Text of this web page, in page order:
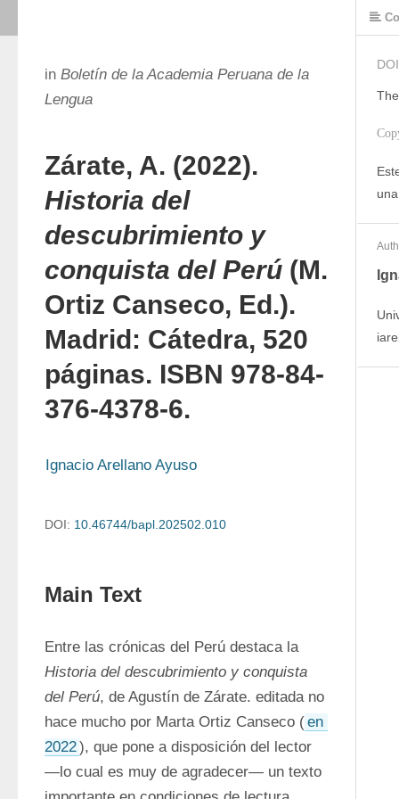
in Boletín de la Academia Peruana de la
Lengua
Zárate, A. (2022).
Historia del
descubrimiento y
conquista del Perú (M.
Ortiz Canseco, Ed.).
Madrid: Cátedra, 520
páginas. ISBN 978-84-
376-4378-6.
Ignacio Arellano Ayuso
DOI: 10.46744/bapl.202502.010
Main Text
Entre las crónicas del Perú destaca la
Historia del descubrimiento y conquista
del Perú, de Agustín de Zárate. editada no
hace mucho por Marta Ortiz Canseco (en
2022), que pone a disposición del lector
—lo cual es muy de agradecer— un texto
DOI